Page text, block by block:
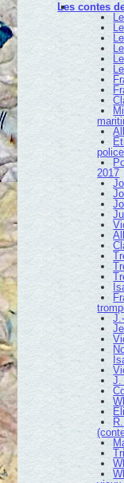
Les contes
police
2017
J.